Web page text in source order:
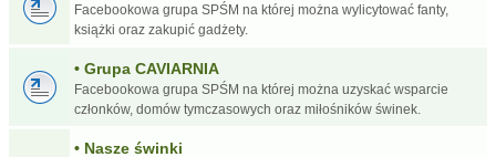
Facebookowa grupa SPŚM na której można wylicytować fanty,
książki oraz zakupić gadżety.
• Grupa CAVIARNIA
Facebookowa grupa SPŚM na której można uzyskać wsparcie
członków, domów tymczasowych oraz miłośników świnek.
• Nasze świnki